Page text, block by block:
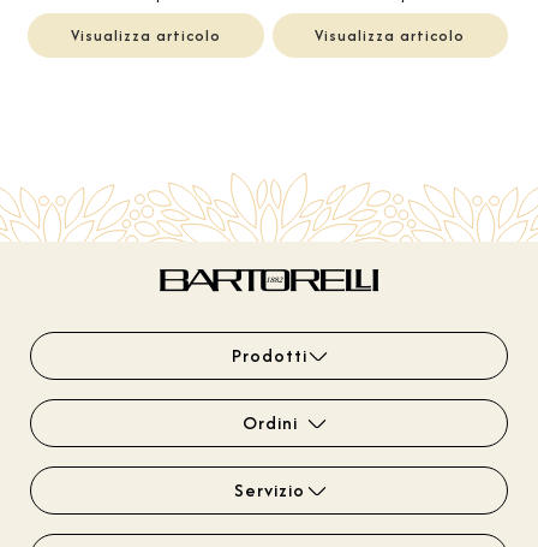
Visualizza articolo
Visualizza articolo
Prodotti
Ordini
Servizio